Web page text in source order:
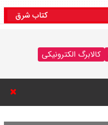
کتاب شرق
کالابرگ الکترونیکیقیمت نفت امروز دوشنبه ۲۰ مرداد